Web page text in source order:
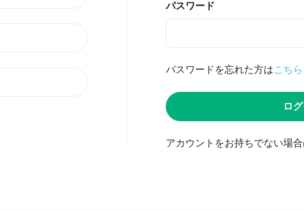
パスワード
パスワードを忘れた方はこちら
ロ
アカウントをお持ちでない場合